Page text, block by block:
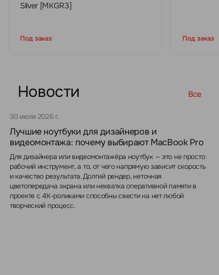
Silver [MKGR3]
Под заказ Под заказ
Новости Все
30 июля 2026 г.
Лучшие ноутбуки для дизайнеров и
видеомонтажа: почему выбирают MacBook Pro
Для дизайнера или видеомонтажёра ноутбук — это не просто
рабочий инструмент, а то, от чего напрямую зависит скорость
и качество результата. Долгий рендер, неточная
цветопередача экрана или нехватка оперативной памяти в
проекте с 4K-роликами способны свести на нет любой
творческий процесс.